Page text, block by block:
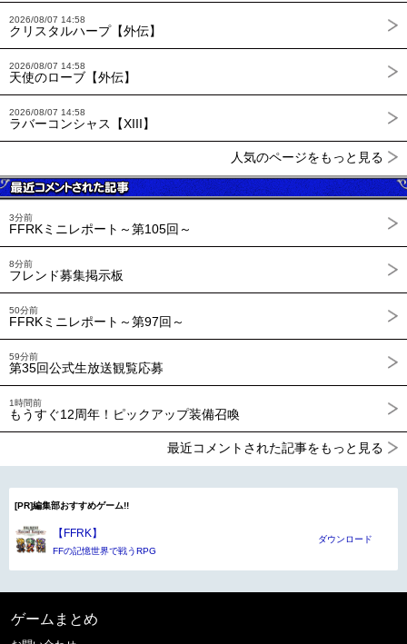
2026/08/07 14:58
クリスタルハープ【外伝】
2026/08/07 14:58
天使のローブ【外伝】
2026/08/07 14:58
ラバーコンシャス【XIII】
人気のページをもっと見る
3分前
FFRKミニレポート～第105回～
8分前
フレンド募集掲示板
50分前
FFRKミニレポート～第97回～
59分前
第35回公式生放送観覧応募
1時間前
もうすぐ12周年！ピックアップ装備召喚
最近コメントされた記事をもっと見る
[PR]編集部おすすめゲーム!!
【FFRK】
FFの記憶世界で戦うRPG
ダウンロード
ゲームまとめ